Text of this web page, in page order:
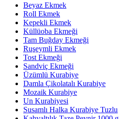
Beyaz Ekmek
Roll Ekmek
Kepekli Ekmek
Küllüoba Ekmeği
Tam Buğday Ekmeği
Ruşeymli Ekmek
Tost Ekmeği
Sandviç Ekmeği
Üzümlü Kurabiye
Damla Çikolatalı Kurabiye
Mozaik Kurabiye
Un Kurabiyesi
Susamlı Halka Kurabiye Tuzlu